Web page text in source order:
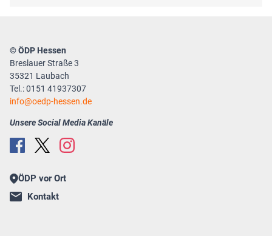
© ÖDP Hessen
Breslauer Straße 3
35321 Laubach
Tel.: 0151 41937307
info
oedp-hessen.de
Unsere Social Media Kanäle
ÖDP vor Ort
Kontakt